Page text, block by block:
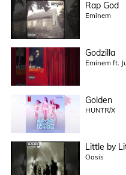
Rap God
Eminem
Godzilla
Eminem ft.
Golden
HUNTR/X
Little by
Oasis